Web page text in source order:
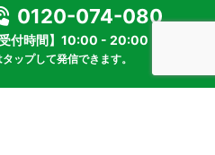
号／取得者名：株式会社ネオプラン
allrights reseved.
0120-074-080
受付時間】10:00 - 20:00
ップして発信できます。